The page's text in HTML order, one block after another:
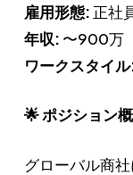
雇用形態: 正社
年収: 〜900万
ワークスタイ
🌟 ポジション
グローバル商